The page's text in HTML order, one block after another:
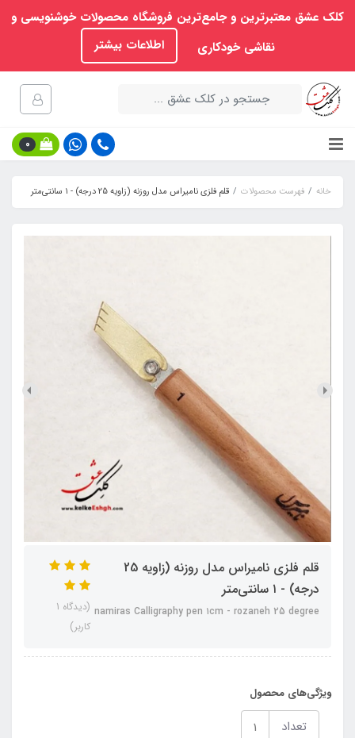
کلک عشق معتبرترین و جامع‌ترین فروشگاه محصولات خوشنویسی و
نقاشی خودکاری
اطلاعات بیشتر
0
خانه فهرست محصولات قلم فلزی نامیراس مدل روزنه (زاویه 25 درجه) - ۱ سانتی‌متر
قلم فلزی نامیراس مدل روزنه (زاویه 25
درجه) - ۱ سانتی‌متر
namiras Calligraphy pen ۱cm - rozaneh 25 degree
(دیدگاه 1
کاربر)
ویژگی‌های محصول
تعداد